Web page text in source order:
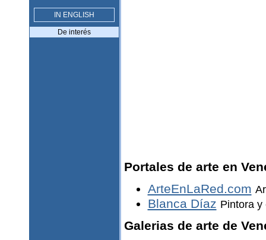
IN ENGLISH
De interés
Portales de arte en
ArteEnLaRed.com
Blanca Díaz Pintora y
Galerias de arte de